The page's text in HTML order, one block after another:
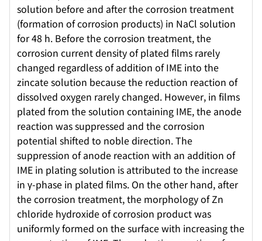
solution before and after the corrosion treatment
(formation of corrosion products) in NaCl solution
for 48 h. Before the corrosion treatment, the
corrosion current density of plated films rarely
changed regardless of addition of IME into the
zincate solution because the reduction reaction of
dissolved oxygen rarely changed. However, in films
plated from the solution containing IME, the anode
reaction was suppressed and the corrosion
potential shifted to noble direction. The
suppression of anode reaction with an addition of
IME in plating solution is attributed to the increase
in γ-phase in plated films. On the other hand, after
the corrosion treatment, the morphology of Zn
chloride hydroxide of corrosion product was
uniformly formed on the surface with increasing the